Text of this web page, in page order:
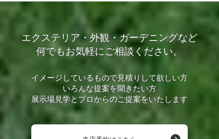
エクステリア・外観・ガーデニングなど
何でもお気軽にご相談ください。
イメージしているもので見積りして欲しい方
いろんな提案を聞きたい方
展示場見学とプロからのご提案をいたします